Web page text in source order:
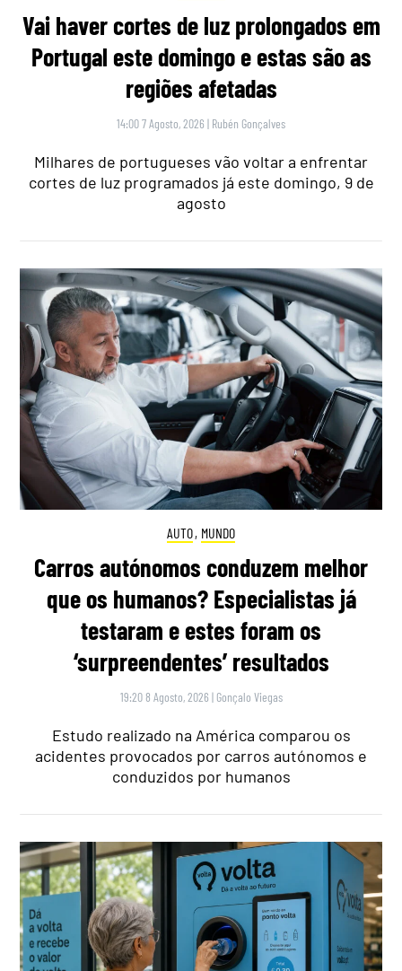
Vai haver cortes de luz prolongados em
Portugal este domingo e estas são as
regiões afetadas
14:00 7 Agosto, 2026 | Rubén Gonçalves
Milhares de portugueses vão voltar a enfrentar
cortes de luz programados já este domingo, 9 de
agosto
AUTO, MUNDO
Carros autónomos conduzem melhor
que os humanos? Especialistas já
testaram e estes foram os
‘surpreendentes’ resultados
19:20 8 Agosto, 2026 | Gonçalo Viegas
Estudo realizado na América comparou os
acidentes provocados por carros autónomos e
conduzidos por humanos